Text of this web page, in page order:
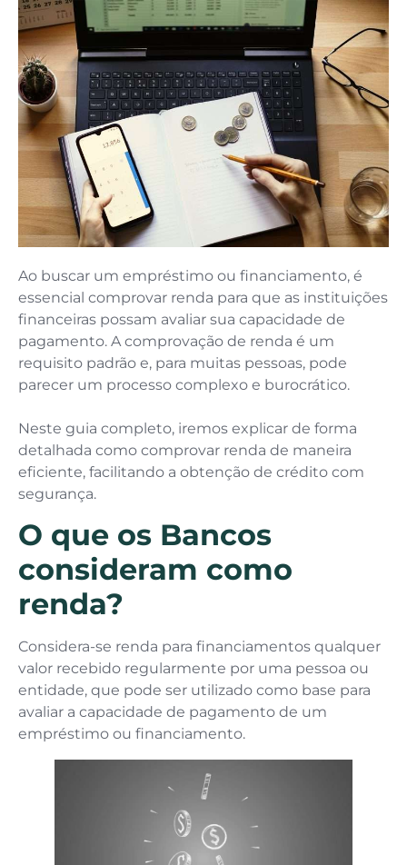
Ao buscar um empréstimo ou financiamento, é
essencial comprovar renda para que as instituições
financeiras possam avaliar sua capacidade de
pagamento. A comprovação de renda é um
requisito padrão e, para muitas pessoas, pode
parecer um processo complexo e burocrático.
Neste guia completo, iremos explicar de forma
detalhada como comprovar renda de maneira
eficiente, facilitando a obtenção de crédito com
segurança.
O que os Bancos
consideram como
renda?
Considera-se renda para financiamentos qualquer
valor recebido regularmente por uma pessoa ou
entidade, que pode ser utilizado como base para
avaliar a capacidade de pagamento de um
empréstimo ou financiamento.